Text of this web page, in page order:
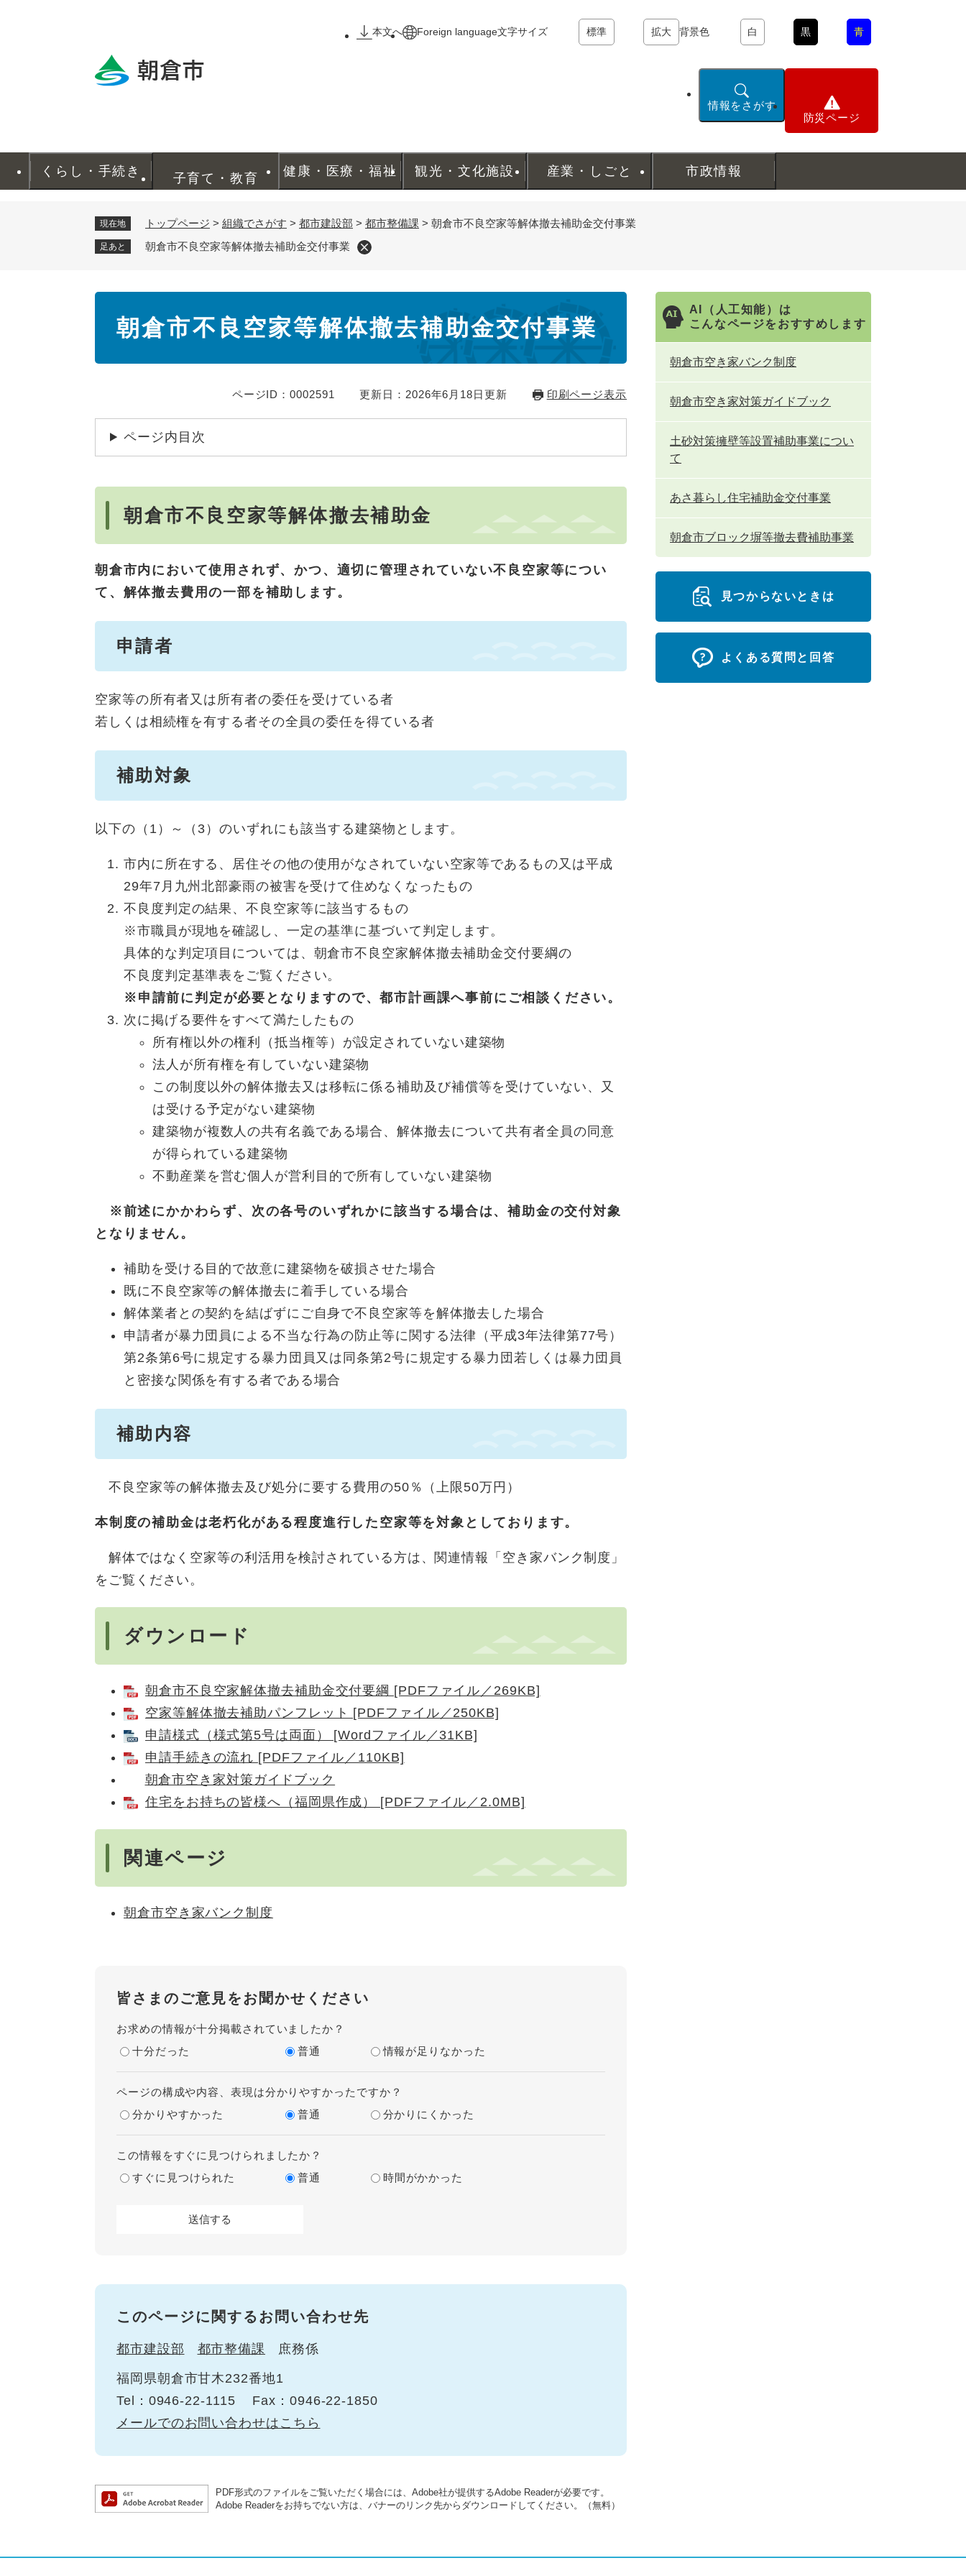
本文へ
Foreign language文字サイズ 標準 拡大 背景色 白 黒 青
情報をさがす
防災ページ
くらし・手続き 子育て・教育 健康・医療・福祉 観光・文化施設 産業・しごと 市政情報
現在地 トップページ > 組織でさがす > 都市建設部 > 都市整備課 > 朝倉市不良空家等解体撤去補助金交付事業
足あと 朝倉市不良空家等解体撤去補助金交付事業
朝倉市不良空家等解体撤去補助金交付事業
ページID：0002591 更新日：2026年6月18日更新 印刷ページ表示
ページ内目次
朝倉市不良空家等解体撤去補助金
朝倉市内において使用されず、かつ、適切に管理されていない不良空家等につい
て、解体撤去費用の一部を補助します。
申請者
空家等の所有者又は所有者の委任を受けている者
若しくは相続権を有する者その全員の委任を得ている者
補助対象
以下の（1）～（3）のいずれにも該当する建築物とします。
市内に所在する、居住その他の使用がなされていない空家等であるもの又は平成
29年7月九州北部豪雨の被害を受けて住めなくなったもの
不良度判定の結果、不良空家等に該当するもの
※市職員が現地を確認し、一定の基準に基づいて判定します。
具体的な判定項目については、朝倉市不良空家解体撤去補助金交付要綱の
不良度判定基準表をご覧ください。
※申請前に判定が必要となりますので、都市計画課へ事前にご相談ください。
次に掲げる要件をすべて満たしたもの
所有権以外の権利（抵当権等）が設定されていない建築物
法人が所有権を有していない建築物
この制度以外の解体撤去又は移転に係る補助及び補償等を受けていない、又
は受ける予定がない建築物
建築物が複数人の共有名義である場合、解体撤去について共有者全員の同意
が得られている建築物
不動産業を営む個人が営利目的で所有していない建築物
※前述にかかわらず、次の各号のいずれかに該当する場合は、補助金の交付対象
となりません。
補助を受ける目的で故意に建築物を破損させた場合
既に不良空家等の解体撤去に着手している場合
解体業者との契約を結ばずにご自身で不良空家等を解体撤去した場合
申請者が暴力団員による不当な行為の防止等に関する法律（平成3年法律第77号）
第2条第6号に規定する暴力団員又は同条第2号に規定する暴力団若しくは暴力団員
と密接な関係を有する者である場合
補助内容
不良空家等の解体撤去及び処分に要する費用の50％（上限50万円）
本制度の補助金は老朽化がある程度進行した空家等を対象としております。
解体ではなく空家等の利活用を検討されている方は、関連情報「空き家バンク制度」
をご覧ください。
ダウンロード
朝倉市不良空家解体撤去補助金交付要綱 [PDFファイル／269KB]
空家等解体撤去補助パンフレット [PDFファイル／250KB]
申請様式（様式第5号は両面） [Wordファイル／31KB]
申請手続きの流れ [PDFファイル／110KB]
朝倉市空き家対策ガイドブック
住宅をお持ちの皆様へ（福岡県作成） [PDFファイル／2.0MB]
関連ページ
朝倉市空き家バンク制度
皆さまのご意見をお聞かせください
お求めの情報が十分掲載されていましたか？
十分だった
普通 情報が足りなかった
ページの構成や内容、表現は分かりやすかったですか？
分かりやすかった
普通 分かりにくかった
この情報をすぐに見つけられましたか？
すぐに見つけられた
普通 時間がかかった
このページに関するお問い合わせ先
都市建設部 都市整備課 庶務係
福岡県朝倉市甘木232番地1
Tel：0946-22-1115
Fax：0946-22-1850
メールでのお問い合わせはこちら
PDF形式のファイルをご覧いただく場合には、Adobe社が提供するAdobe Readerが必要です。
Adobe Readerをお持ちでない方は、バナーのリンク先からダウンロードしてください。（無料）
AI（人工知能）は
こんなページをおすすめします
朝倉市空き家バンク制度
朝倉市空き家対策ガイドブック
土砂対策擁壁等設置補助事業につい
て
あさ暮らし住宅補助金交付事業
朝倉市ブロック塀等撤去費補助事業
見つからないときは
よくある質問と回答